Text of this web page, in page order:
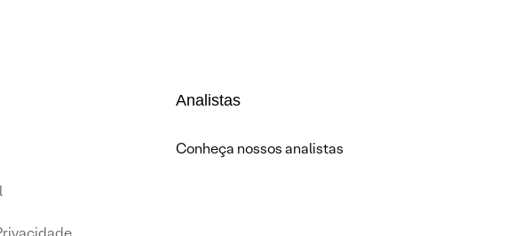
Analistas
Conheça nossos analistas